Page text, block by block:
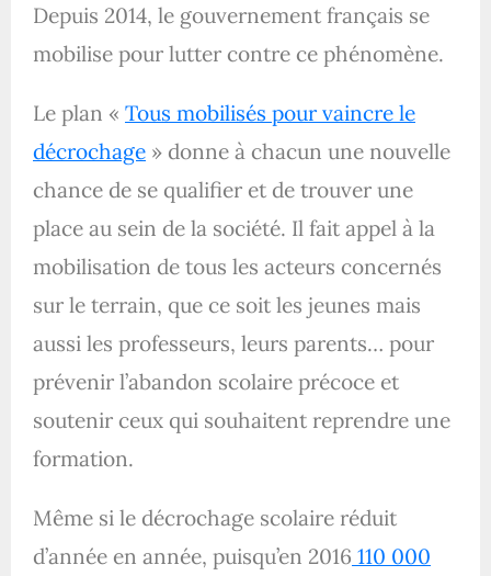
Depuis 2014, le gouvernement français se
mobilise pour lutter contre ce phénomène.
Le plan « Tous mobilisés pour vaincre le
décrochage » donne à chacun une nouvelle
chance de se qualifier et de trouver une
place au sein de la société. Il fait appel à la
mobilisation de tous les acteurs concernés
sur le terrain, que ce soit les jeunes mais
aussi les professeurs, leurs parents… pour
prévenir l’abandon scolaire précoce et
soutenir ceux qui souhaitent reprendre une
formation.
Même si le décrochage scolaire réduit
d’année en année, puisqu’en 2016 110 000